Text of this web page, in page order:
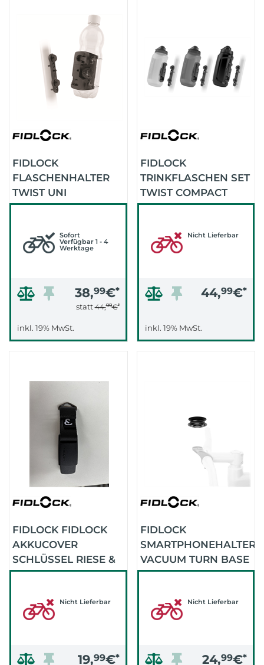
FIDLOCK
FLASCHENHALTER
TWIST UNI
CONNECTOR+BASE
(SCHWARZ)
Sofort
Verfügbar 1 - 4
Werktage
38,99€*
statt44,99€*
inkl. 19% MwSt.
FIDLOCK
TRINKFLASCHEN SET
TWIST COMPACT
INKL. BIKE BASE TR
WEISS)
Nicht Lieferbar
44,99€*
inkl. 19% MwSt.
FIDLOCK FIDLOCK
AKKUCOVER
SCHLÜSSEL RIESE &
MÜLLER (SCHWARZ)
Nicht Lieferbar
19,99€*
FIDLOCK
SMARTPHONEHALTER
VACUUM TURN BASE
FÜR GPS-HALTERUN
Nicht Lieferbar
24,99€*